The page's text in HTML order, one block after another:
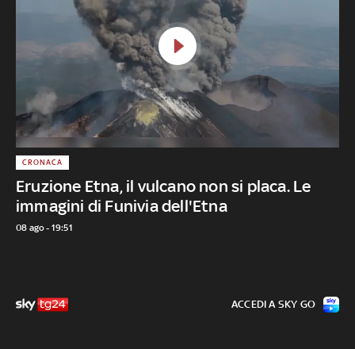
Eruzione Etna, il vulcano non si placa. Le
immagini di Funivia dell'Etna
CRONACA
08 ago - 19:51
ACCEDI A SKY GO